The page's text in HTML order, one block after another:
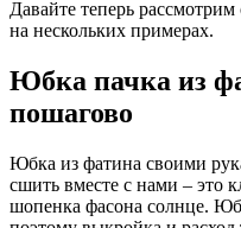
Давайте теперь
на нескольких примерах.
Юбка пачка из
пошагово
Юбка из фатина своими
сшить вместе с нами – это
шопенка фасона солнце.